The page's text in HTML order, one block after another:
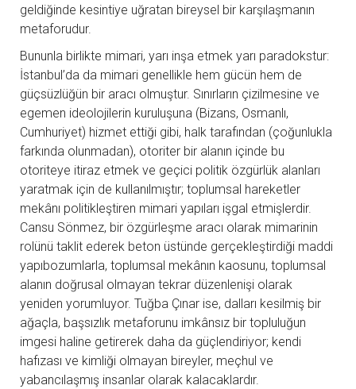
geldiğinde kesintiye uğratan bireysel bir karşılaşmanın
metaforudur.
Bununla birlikte mimari, yarı inşa etmek yarı paradokstur:
İstanbul’da da mimari genellikle hem gücün hem de
güçsüzlüğün bir aracı olmuştur. Sınırların çizilmesine ve
egemen ideolojilerin kuruluşuna (Bizans, Osmanlı,
Cumhuriyet) hizmet ettiği gibi, halk tarafından (çoğunlukla
farkında olunmadan), otoriter bir alanın içinde bu
otoriteye itiraz etmek ve geçici politik özgürlük alanları
yaratmak için de kullanılmıştır; toplumsal hareketler
mekânı politikleştiren mimari yapıları işgal etmişlerdir.
Cansu Sönmez, bir özgürleşme aracı olarak mimarinin
rolünü taklit ederek beton üstünde gerçekleştirdiği maddi
yapıbozumlarla, toplumsal mekânın kaosunu, toplumsal
alanın doğrusal olmayan tekrar düzenlenişi olarak
yeniden yorumluyor. Tuğba Çınar ise, dalları kesilmiş bir
ağaçla, başsızlık metaforunu imkânsız bir topluluğun
imgesi haline getirerek daha da güçlendiriyor; kendi
hafızası ve kimliği olmayan bireyler, meçhul ve
yabancılaşmış insanlar olarak kalacaklardır.